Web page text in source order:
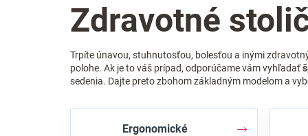
Zdravotné
Trpíte únavou, stuhnutosťou, bolesťou a inými
polohe. Ak je to váš prípad, odporúčame vám vyhľadať
sedenia. Dajte preto zbohom základným modelom a
Ergonomické